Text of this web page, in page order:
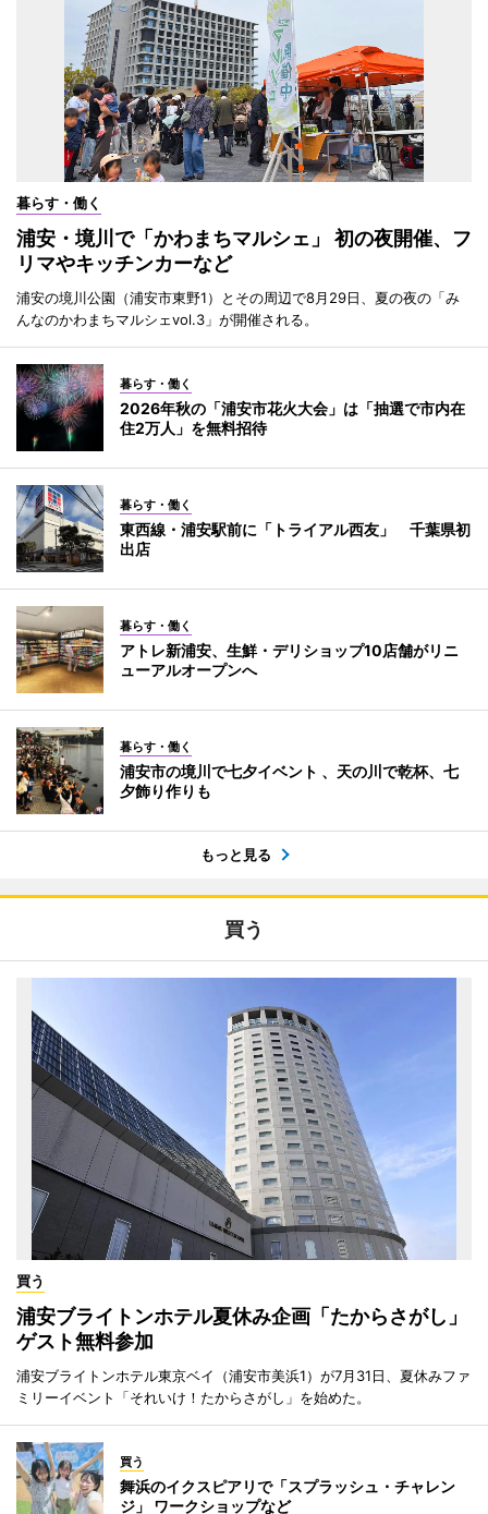
暮らす・働く
浦安・境川で「かわまちマルシェ」 初の夜開催、フ
リマやキッチンカーなど
浦安の境川公園（浦安市東野1）とその周辺で8月29日、夏の夜の「み
んなのかわまちマルシェvol.3」が開催される。
暮らす・働く
2026年秋の「浦安市花火大会」は「抽選で市内在
住2万人」を無料招待
暮らす・働く
東西線・浦安駅前に「トライアル西友」 千葉県初
出店
暮らす・働く
アトレ新浦安、生鮮・デリショップ10店舗がリニ
ューアルオープンへ
暮らす・働く
浦安市の境川で七夕イベント 、天の川で乾杯、七
夕飾り作りも
もっと見る
買う
買う
浦安ブライトンホテル夏休み企画「たからさがし」
ゲスト無料参加
浦安ブライトンホテル東京ベイ（浦安市美浜1）が7月31日、夏休みファ
ミリーイベント「それいけ！たからさがし」を始めた。
買う
舞浜のイクスピアリで「スプラッシュ・チャレン
ジ」 ワークショップなど